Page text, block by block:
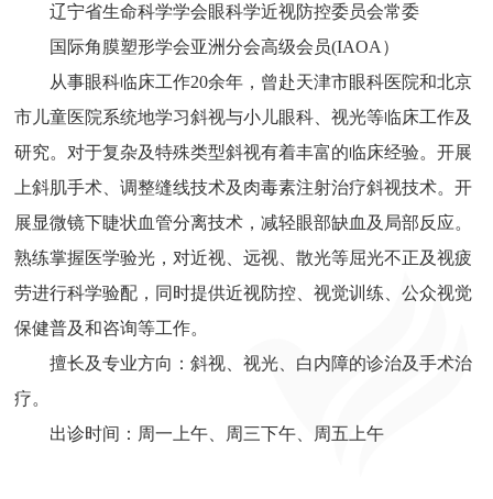
辽宁省生命科学学会眼科学近视防控委员会常委
国际角膜塑形学会亚洲分会高级会员(IAOA）
从事眼科临床工作20余年，曾赴天津市眼科医院和北京
市儿童医院系统地学习斜视与小儿眼科、视光等临床工作及
研究。对于复杂及特殊类型斜视有着丰富的临床经验。开展
上斜肌手术、调整缝线技术及肉毒素注射治疗斜视技术。开
展显微镜下睫状血管分离技术，减轻眼部缺血及局部反应。
熟练掌握医学验光，对近视、远视、散光等屈光不正及视疲
劳进行科学验配，同时提供近视防控、视觉训练、公众视觉
保健普及和咨询等工作。
擅长及专业方向：斜视、视光、白内障的诊治及手术治
疗。
出诊时间：周一上午、周三下午、周五上午